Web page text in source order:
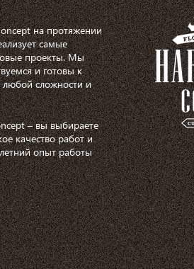
на протяжении
самые
проекты. Мы
и готовы к
любой сложности и
– вы выбираете
качество работ и
опыт работы